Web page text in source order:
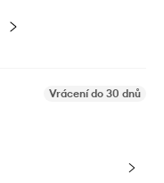
Vrácení do 30 dnů